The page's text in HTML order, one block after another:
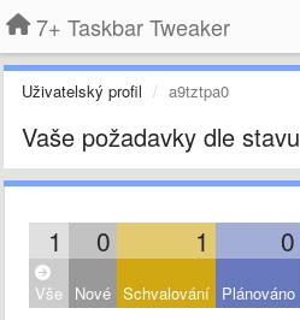
7+ Taskbar Tweaker
Uživatelský profil a9tztpa0
Vaše požadavky dle stavu
1 0 1 0
Vše Nové Schvalování Plánováno